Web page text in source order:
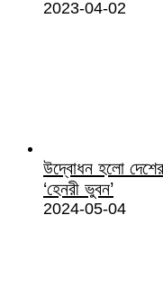
2023-04-02
উদ্বোধন হলো
‘হেনরী ভুবন’
2024-05-04